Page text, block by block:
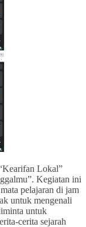
Lokal”
Kegiatan ini
pelajaran di jam
untuk mengenali
untuk
cerita sejarah